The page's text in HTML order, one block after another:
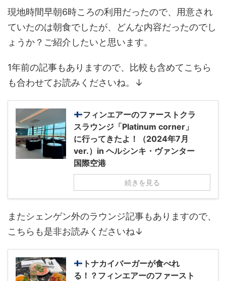
現地時間早朝6時ころの利用だったので、用意され
ていたのは朝食でしたが、どんな内容だったのでし
ょうか？ご紹介したいと思います。
1年前の記事もありますので、比較も含めてこちら
も合わせてお読みくださいね。↓
フィンエアーのファーストクラ
スラウンジ「Platinum corner」
に行ってきたよ！（2024年7月
ver.）in ヘルシンキ・ヴァンター
国際空港
続きを見る
またシェンゲン外のラウンジ記事もありますので、
こちらも是非お読みくださいね↓
トナカイバーガーが食べれ
る！？フィンエアーのファースト